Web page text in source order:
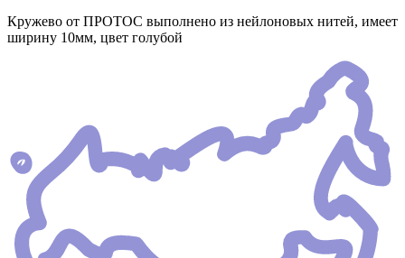
Кружево от ПРОТОС выполнено из нейлоновых нитей, имеет
ширину 10мм, цвет голубой